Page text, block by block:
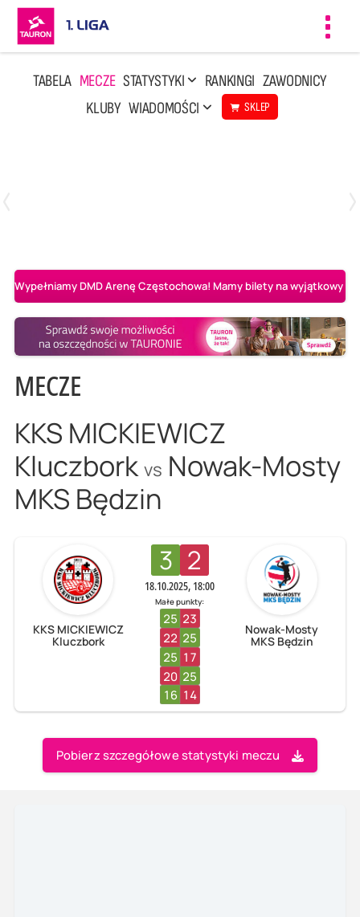
TABELA MECZE STATYSTYKI RANKINGI ZAWODNICY
KLUBY WIADOMOŚCI SKLEP
Wypełniamy DMD Arenę Częstochowa! Mamy bilety na wyjątkowy
MECZE
KKS MICKIEWICZ
Kluczborkvs Nowak-Mosty
MKS Będzin
KKS MICKIEWICZ
Kluczbork
3 2
18.10.2025, 18:00
Małe punkty:
25 23
22 25
25 17
20 25
16 14
Nowak-Mosty
MKS Będzin
Pobierz szczegółowe statystyki meczu